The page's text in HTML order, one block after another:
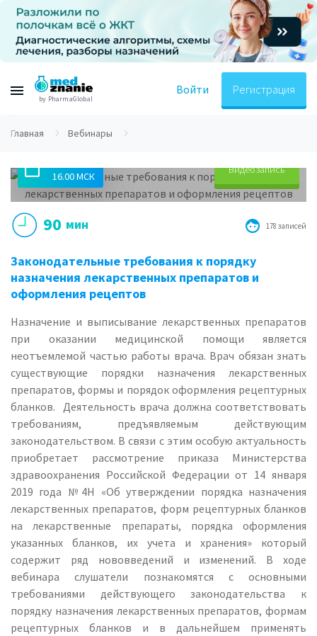
by PharmaGlobal
Войти Регистрация
Главная Вебинары
16.00 МСК
Видеозапись
90 мин 178 записей
Законодательные требования к порядку
назначения лекарственных препаратов и
оформления рецептов
Назначение и выписывание лекарственных препаратов
при оказании медицинской помощи является
неотъемлемой частью работы врача. Врач обязан знать
существующие порядки назначения лекарственных
препаратов, формы и порядок оформления рецептурных
бланков. Деятельность врача должна соответствовать
требованиям, предъявляемым действующим
законодательством. В связи с этим особую актуальность
приобретает рассмотрение приказа Министерства
здравоохранения Российской Федерации от 14 января
2019 года №4Н «Об утверждении порядка назначения
лекарственных препаратов, форм рецептурных бланков
на лекарственные препараты, порядка оформления
указанных бланков, их учета и хранения» который
содержит ряд нововведений и изменений. В ходе
вебинара слушатели познакомятся с основными
требованиями действующего законодательства к
порядку назначения лекарственных препаратов, формам
рецептурных бланков и в дальнейшем применять